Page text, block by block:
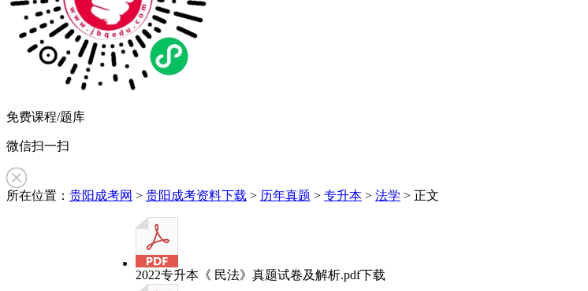
免费课程/题库
微信扫一扫
所在位置： 贵阳成考网 > 贵阳成考资料下载 > 历年真题 > 专升本 > 法学 > 正文
2022专升本《 民法》真题试卷及解析.pdf下载